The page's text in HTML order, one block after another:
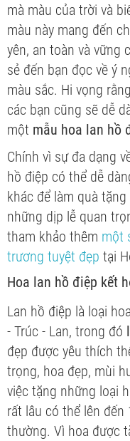
mà màu của trời và
màu này mang đến
yên, an toàn và vững
sẻ đến bạn đọc về ý
màu sắc. Hi vọng
các bạn cũng sẽ dễ
một mẫu hoa lan hồ
Chính vì sự đa dạng
hồ điệp có thể dễ
khác để làm quà
những dịp lễ quan
tham khảo thêm một
trương tuyệt đẹp tại
Hoa lan hồ điệp kết
Lan hồ điệp là loại
- Trúc - Lan, trong đó
đẹp được yêu thích
trọng, hoa đẹp, mùi
việc tặng những loại
rất lâu có thể lên đến
thường. Vì hoa được